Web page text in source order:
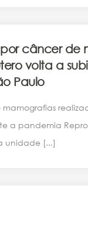
câncer de
volta a
Paulo
a pandemia
unidade [...]